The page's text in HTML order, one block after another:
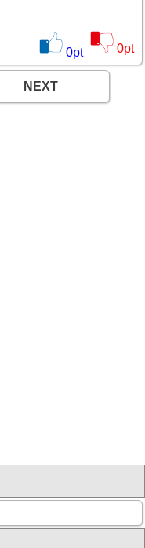
0pt 0pt
NEXT